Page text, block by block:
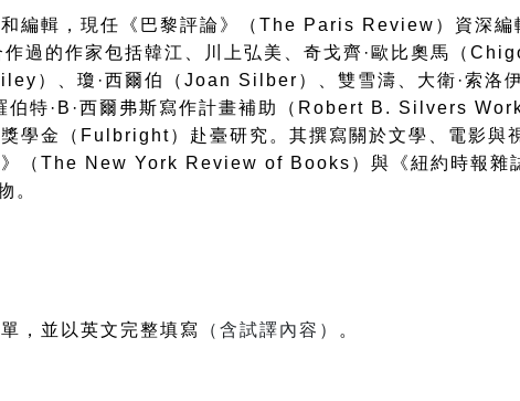
編輯，現任《巴黎評論》（ The Paris Review ）資深編
作過的作家包括韓江、川上弘美、奇戈齊 · 歐比奧馬（
）、瓊 ·西爾伯（ Joan Silber ）、雙雪濤、大衛·索洛
伯特·B·西爾弗斯寫作計畫補助（ Robert B. Silvers
學金（ Fulbright）赴臺研究。其撰寫關於文學、電影與
（ The New York Review of Books ）與《紐約時報雜
。
，並以英文完整填寫 （含試譯內容） 。